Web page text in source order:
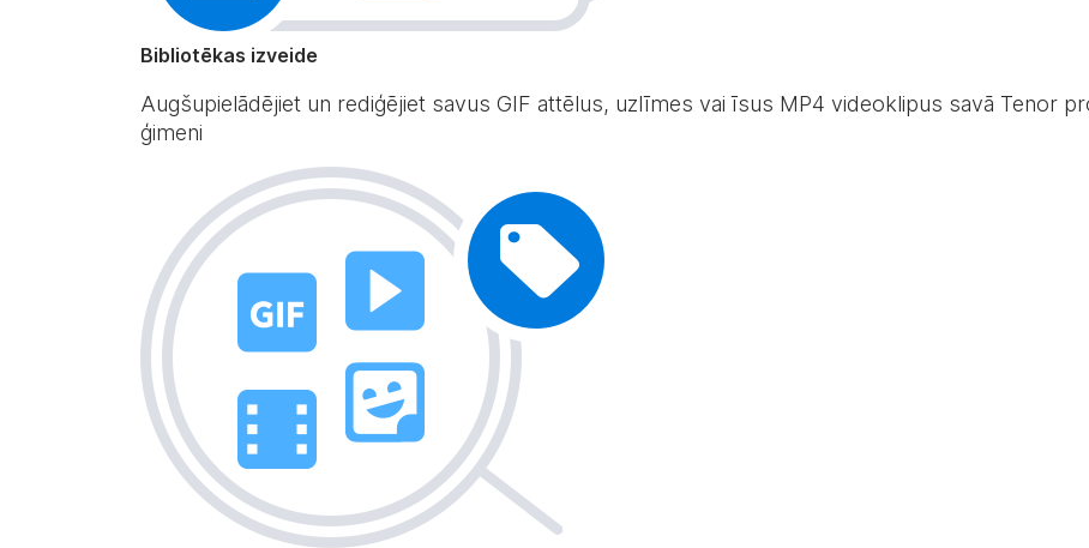
Bibliotēkas izveide
Augšupielādējiet un rediģējiet savus GIF attēlus, uzlīmes vai īsus MP4 videoklipus savā Tenor
ģimeni